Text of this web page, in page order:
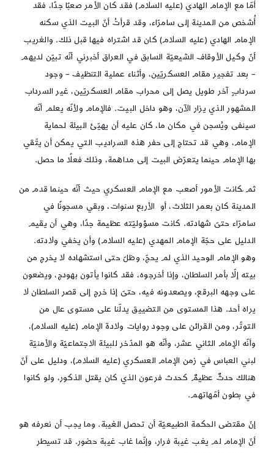
أمّا مع الإمام الهادي (عليه السلام) فقد كان الأمر صعبًا جدًا، فقد
أُشخص من المدينة إلى سامرّاء، وقد قرأتُ أنّ البيت الذي سكنه
الإمام الهادي (عليه السلام) كان قد اشتراه فيها قبل ذلك. والغريب
أنّ وكيل الأوقاف الشيعيّة السابق في العراق أخبرني أنّه تبيّن لديهم
– بعد تفجير مقام العسكريّين، وأثناء عملية التنظيف – وجود
سردابٍ آخر طويل يصل إلى محراب مقام العسكريّين، غير السرداب
المشهور الذي يزار الآن، وهو داخل البيت. فالإمام ولأنّه يعلم أنّه
سينفى ويُسجن في مكان ما، كان عليه أن يهيّئ البيئة لحماية
الإمام، وهي قد تحتاج إلى حفر هذه السراديب التي يمكن أن يتّقي
بها الإمام حينما يتعرّض البيت إلى مداهمة، وذلك فعلًا ما حصل.
ثم ّكانت الأمور أصعب مع الإمام العسكري حيث أنّه حينما قدم من
المدينة كان بعمر الثلاث، أو الأربع سنوات، وبقي مسجونًا في
سامرّاء حتىّ شهادته. كانت مسؤوليّته عظيمة جدًا، وهي أن يقيم
الدليل على حجّة الإمام المهدي (عليه السلام) وأن يخفي ولادته.
وهو الإمام الوحيد الذي لم يحجّ، وظلّ حتى استشهاده لا يخرج من
بيته إلّا بأمر السلطان، وإذا أخرجوه، فقد كانوا يأتون بهودج، ويضعون
على وجهه البرقع، ويصعدونه فيه، حتىّ إذا خرج إلى قصر السلطان لا
يراه أحد. هذا المستوى من التضييق يدلّنا على مستوى عال من
التوتّر، ومن القرائن على وجود روايات ولادة الإمام (عليه السلام)،
وأنّه الإمام الثاني عشر، وأنّه هو المدّخر للبيئة الاجتماعيّة والأمنيّة
لبني العباس في زمن الإمام العسكري (عليه السلام)، ودليل على أنّ
هنالك حدثٌ عظيمٌ كحدث فرعون الذي كان يقتل الذكور، ولو كانوا
في بطون أمّهاتهم.
إنّ مقتضى الحكمة الطبيعيّة أن تحصل الغيبة. وما يجب أن نعرفه هو
أنّ الإمام لم يغب غيبة فرار، وإنّما غاب غيبة حضور. قد تسيطر